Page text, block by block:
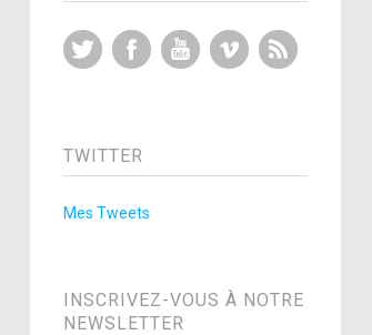
Twitter FacebookYouTubeVimeo
TWITTER
Mes Tweets
INSCRIVEZ-VOUS À NOTRE
NEWSLETTER